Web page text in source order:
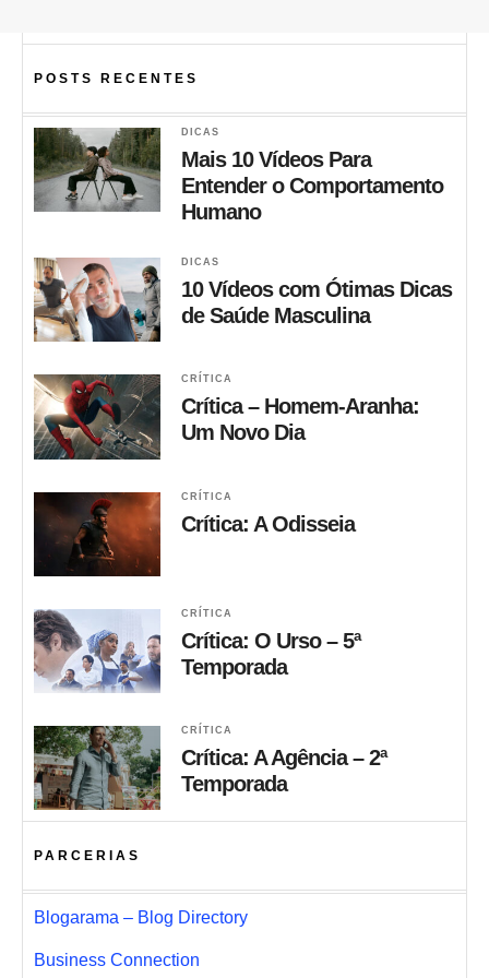
POSTS RECENTES
DICAS
Mais 10 Vídeos Para
Entender o Comportamento
Humano
DICAS
10 Vídeos com Ótimas Dicas
de Saúde Masculina
CRÍTICA
Crítica – Homem-Aranha:
Um Novo Dia
CRÍTICA
Crítica: A Odisseia
CRÍTICA
Crítica: O Urso – 5ª
Temporada
CRÍTICA
Crítica: A Agência – 2ª
Temporada
PARCERIAS
Blogarama – Blog Directory
Business Connection